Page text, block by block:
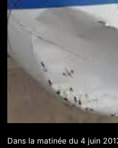
Dans la matinée du 4 juin